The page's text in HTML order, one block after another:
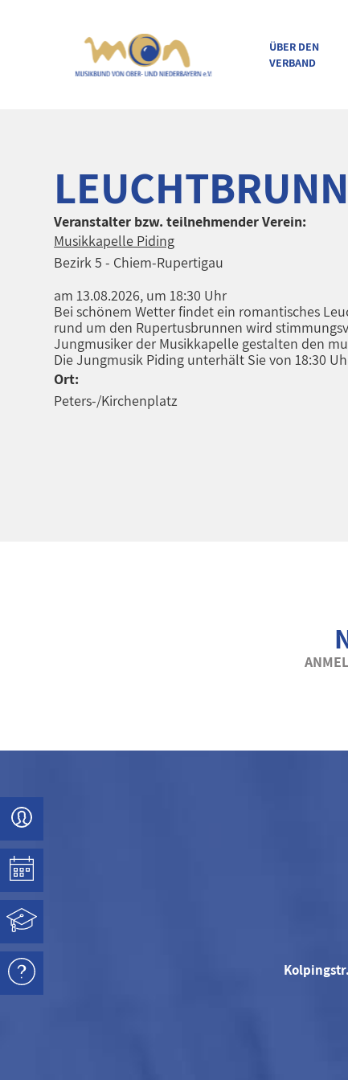
ÜBER DEN
VERBAND
Veranstalter bzw. teilnehmender Verein:
Musikkapelle Piding
Bezirk 5 - Chiem-Rupertigau
am 13.08.2026, um 18:30 Uhr
Bei schönem Wetter findet ein romantisches
rund um den Rupertusbrunnen wird
Jungmusiker der Musikkapelle gestalten den
Die Jungmusik Piding unterhält Sie von 18:30
Ort:
Peters-/Kirchenplatz